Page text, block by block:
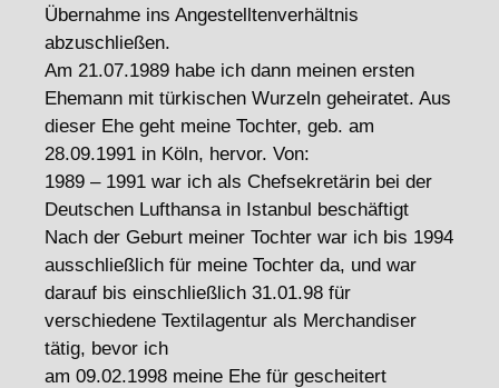
Übernahme ins Angestelltenverhältnis
abzuschließen.
Am 21.07.1989 habe ich dann meinen ersten
Ehemann mit türkischen Wurzeln geheiratet. Aus
dieser Ehe geht meine Tochter, geb. am
28.09.1991 in Köln, hervor. Von:
1989 – 1991 war ich als Chefsekretärin bei der
Deutschen Lufthansa in Istanbul beschäftigt
Nach der Geburt meiner Tochter war ich bis 1994
ausschließlich für meine Tochter da, und war
darauf bis einschließlich 31.01.98 für
verschiedene Textilagentur als Merchandiser
tätig, bevor ich
am 09.02.1998 meine Ehe für gescheitert